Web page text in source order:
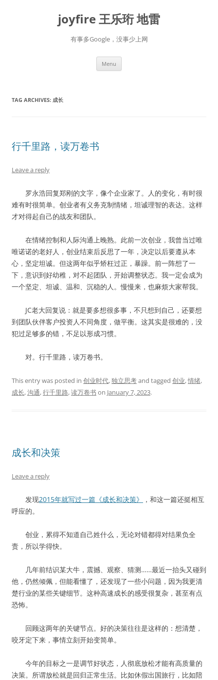
joyfire 王乐珩 地雷
有事多Google，没事少上网
Menu
TAG ARCHIVES: 成长
行千里路，读万卷书
Leave a reply
罗永浩回复郑刚的文字，像个企业家了。人的变化，有时很
难有时很简单。创业者有义务克制情绪，坦诚理智的表达。这样
才对得起自己的战友和团队。
在情绪控制和人际沟通上晚熟。此前一次创业，我曾当过唯
唯诺诺的老好人，创业结束后反思了一年，决定以后要遵从本
心，坚定坦诚。但这两年似乎矫枉过正，暴躁。前一阵想了一
下，意识到好幼稚，对不起团队，开始调整状态。我一定会成为
一个坚定、坦诚、温和、沉稳的人。慢慢来，也麻烦大家帮我。
JC老大回复说：就是要多想很多事，不只想到自己，还要想
到团队伙伴客户投资人不同角度，做平衡。这其实是很难的，没
犯过足够多的错，不足以形成习惯。
对。行千里路，读万卷书。
This entry was posted in 创业时代,独立思考and tagged 创业,情绪,
成长,沟通,行千里路,读万卷书 on January 7, 2023.
成长和决策
Leave a reply
发现2015年就写过一篇《成长和决策》
，和这一篇还挺相互
呼应的。
创业，累得不知道自己姓什么，无论对错都得对结果负全
责，所以学得快。
几年前结识某大牛，震撼、观察、猜测……最近一抬头又碰到
他，仍然倾佩，但能看懂了，还发现了一些小问题，因为我更清
楚行业的某些关键细节。这种高速成长的感受很复杂，甚至有点
恐怖。
回顾这两年的关键节点。好的决策往往是这样的：想清楚，
咬牙定下来，事情立刻开始变简单。
今年的目标之一是调节好状态，人彻底放松才能有高质量的
决策。所谓放松就是回归正常生活。比如休假出国旅行，比如陪